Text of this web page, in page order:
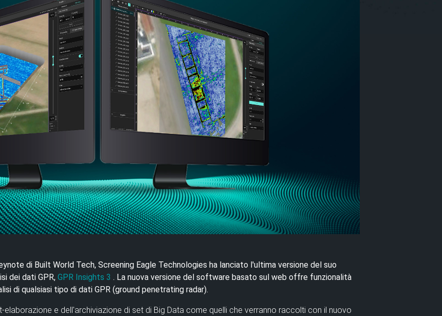
di Built World Tech, Screening Eagle Technologies ha lanciato l'ultima versione del suo
dei dati GPR, GPR Insights 3 . La nuova versione del software basato sul web offre funzionalità
di qualsiasi tipo di dati GPR (ground penetrating radar).
e dell'archiviazione di set di Big Data come quelli che verranno raccolti con il nuovo